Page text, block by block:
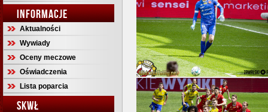
INFORMACJE
Aktualności
Wywiady
Oceny meczowe
Oświadczenia
Lista poparcia
SKWŁ